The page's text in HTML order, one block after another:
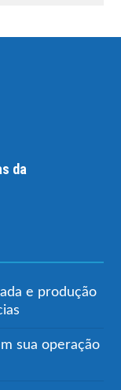
da
e produção
sua operação